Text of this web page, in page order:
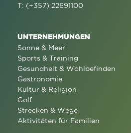
T: (+357) 22691100
UNTERNEHMUNGEN
Sonne & Meer
Sports & Training
Gesundheit & Wohlbefinden
Gastronomie
Kultur & Religion
Golf
Strecken & Wege
Aktivitäten für Familien